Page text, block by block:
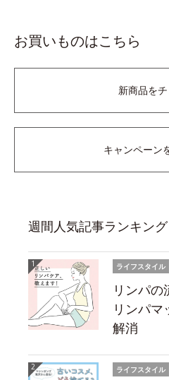
お買いものはこちら
新商品を
キャンペーン
週間人気記事ランキング
ライフスタイル
リンパ
リンパマ
解消
ライフスタイル